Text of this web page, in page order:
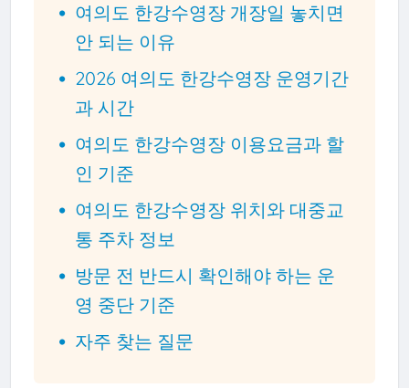
여의도 한강수영장 개장일 놓치면
안 되는 이유
2026 여의도 한강수영장 운영기간
과 시간
여의도 한강수영장 이용요금과 할
인 기준
여의도 한강수영장 위치와 대중교
통 주차 정보
방문 전 반드시 확인해야 하는 운
영 중단 기준
자주 찾는 질문